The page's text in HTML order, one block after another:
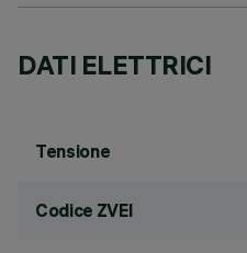
DATI ELETTRICI
Tensione
Codice ZVEI